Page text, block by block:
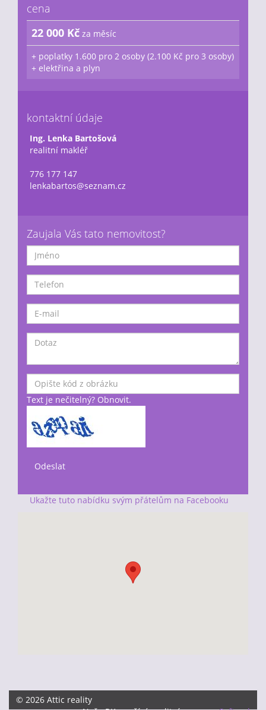
cena
22 000 Kč za měsíc
+ poplatky 1.600 pro 2 osoby (2.100 Kč pro 3 osoby)
+ elektřina a plyn
kontaktní údaje
Ing. Lenka Bartošová
realitní makléř
776 177 147
lenkabartos@seznam.cz
Zaujala Vás tato nemovitost?
Text je nečitelný? Obnovit.
Ukažte tuto nabídku svým přátelům na Facebooku
© 2026 Attic reality